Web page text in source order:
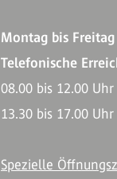
Montag bis Freitag
Telefonische
08.00 bis 12.00 Uhr
13.30 bis 17.00 Uhr
Spezielle